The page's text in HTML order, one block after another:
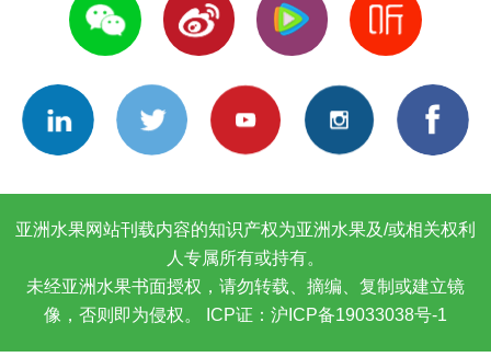
亚洲水果网站刊载内容的知识产权为亚洲水果及/或相关权利
人专属所有或持有。
未经亚洲水果书面授权，请勿转载、摘编、复制或建立镜
像，否则即为侵权。
ICP证：沪ICP备19033038号-1